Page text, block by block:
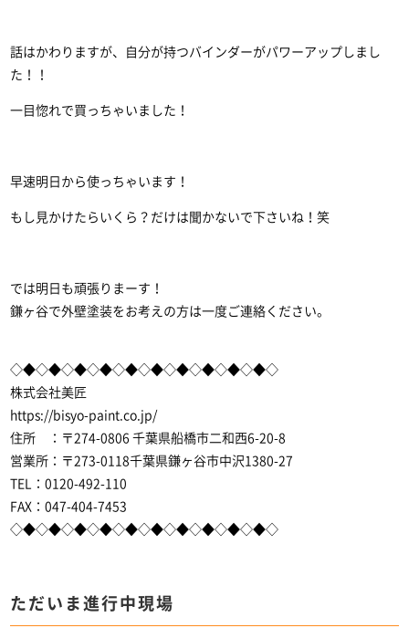
話はかわりますが、自分が持つバインダーがパワーアップしまし
た！！
一目惚れで買っちゃいました！
早速明日から使っちゃいます！
もし見かけたらいくら？だけは聞かないで下さいね！笑
では明日も頑張りまーす！
鎌ヶ谷で外壁塗装をお考えの方は一度ご連絡ください。
◇◆◇◆◇◆◇◆◇◆◇◆◇◆◇◆◇◆◇◆◇
株式会社美匠
https://bisyo-paint.co.jp/
住所 ：〒274-0806 千葉県船橋市二和西6-20-8
営業所：〒273-0118千葉県鎌ヶ谷市中沢1380-27
TEL：0120-492-110
FAX：047-404-7453
◇◆◇◆◇◆◇◆◇◆◇◆◇◆◇◆◇◆◇◆◇
ただいま進行中現場